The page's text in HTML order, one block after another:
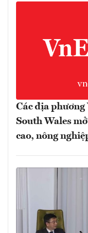
Các địa phương
South Wales
cao, nông